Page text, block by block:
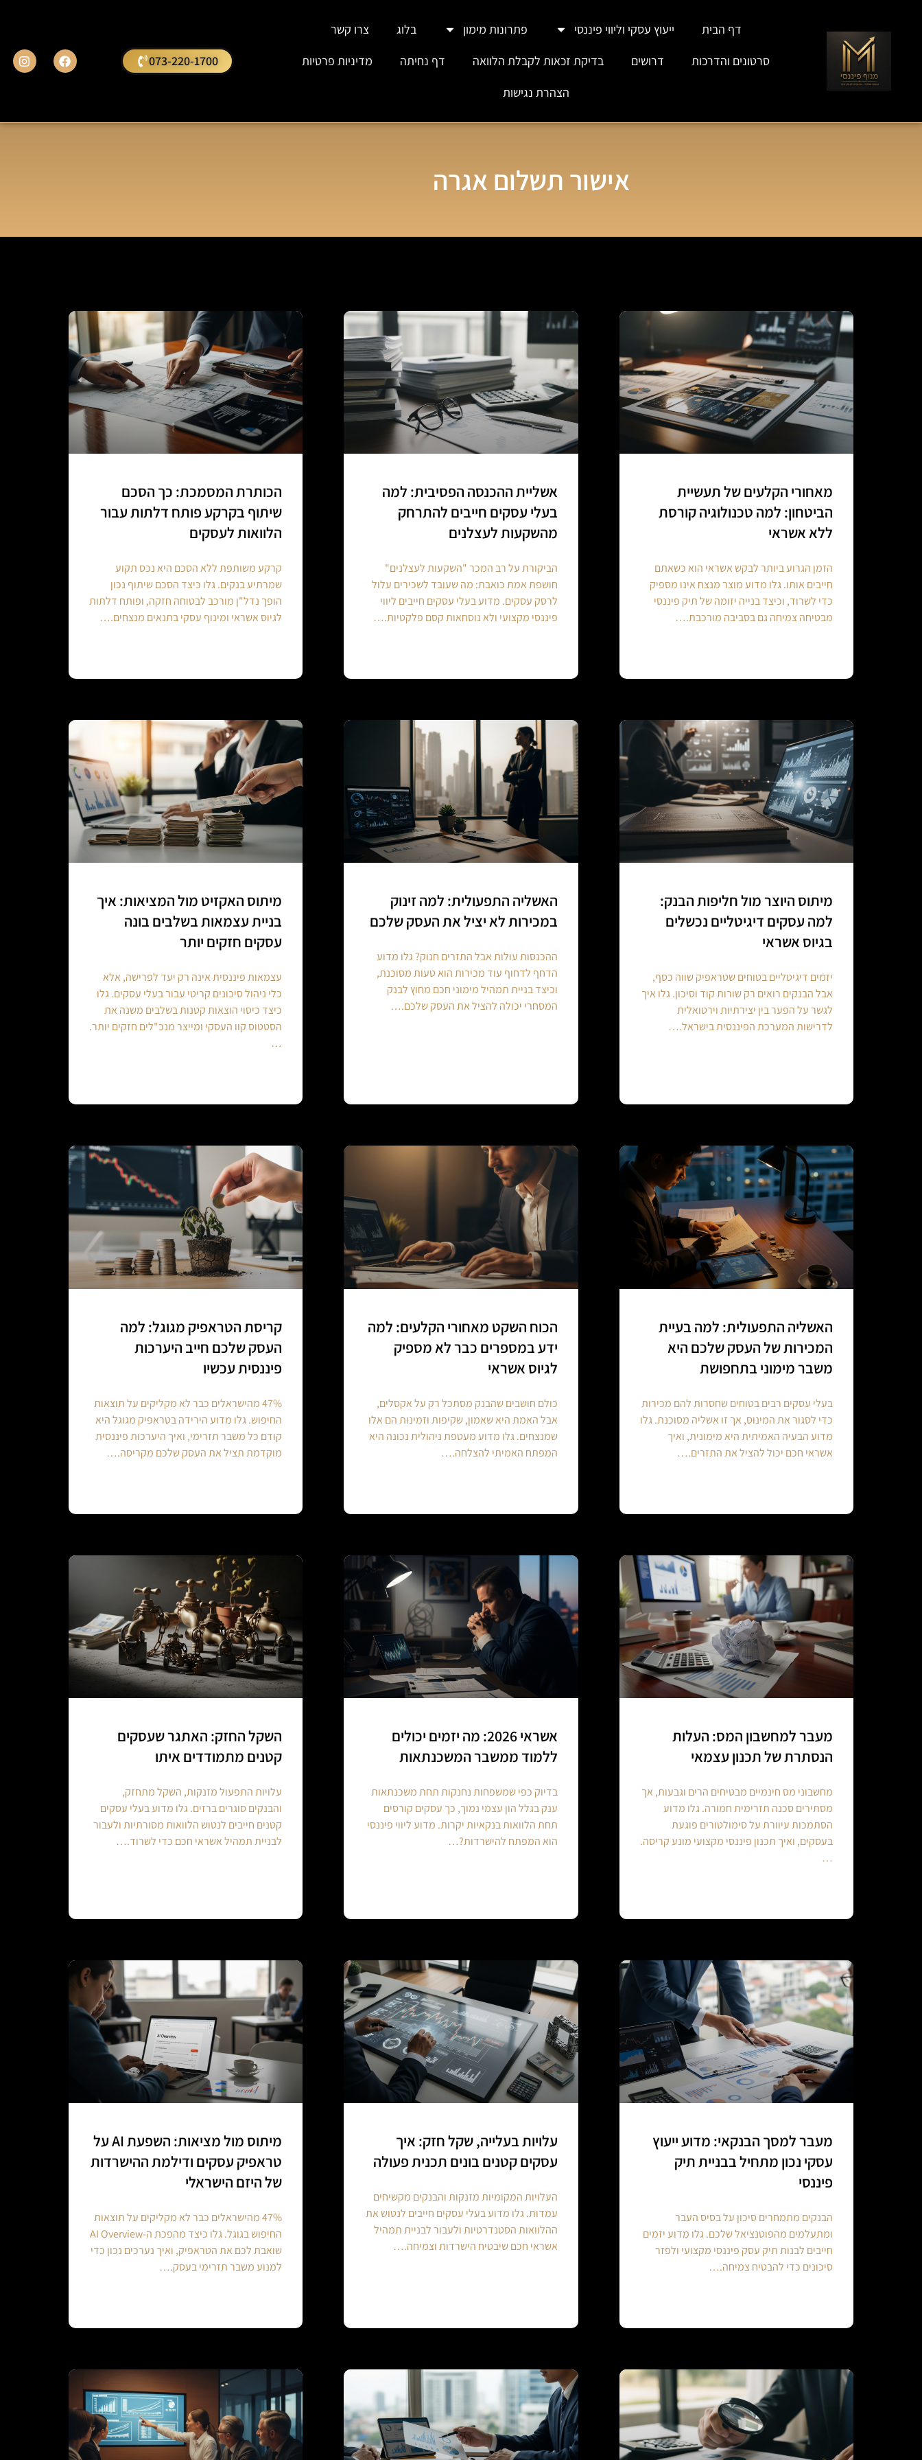
דף הבית ייעוץ עסקי וליווי פיננסי פתרונות מימון בלוג
צרו קשר
סרטונים והדרכות
דרושים בדיקת זכאות לקבלת הלוואה דף נחיתה
מדיניות פרטיות
הצהרת נגישות
073-220-1700
אישור תשלום אגרה
מאחורי הקלעים של תעשיית
הביטחון: למה טכנולוגיה קורסת
ללא אשראי
הזמן הגרוע ביותר לבקש אשראי הוא כשאתם
חייבים אותו. גלו מדוע מוצר מנצח אינו מספיק
כדי לשרוד, וכיצד בנייה יזומה של תיק פיננסי
מבטיחה צמיחה גם בסביבה מורכבת.…
אשליית ההכנסה הפסיבית: למה
בעלי עסקים חייבים להתרחק
מהשקעות לעצלנים
הביקורת על רב המכר "השקעות לעצלנים"
חושפת אמת כואבת: מה שעובד לשכירים עלול
לרסק עסקים. מדוע בעלי עסקים חייבים ליווי
פיננסי מקצועי ולא נוסחאות קסם פלקטיות.…
הכותרת המסמכת: כך הסכם
שיתוף בקרקע פותח דלתות עבור
הלוואות לעסקים
קרקע משותפת ללא הסכם היא נכס תקוע
שמרתיע בנקים. גלו כיצד הסכם שיתוף נכון
הופך נדל"ן מורכב לבטוחה חזקה, ופותח דלתות
לגיוס אשראי ומינוף עסקי בתנאים מנצחים.…
מיתוס היוצר מול חליפות הבנק:
למה עסקים דיגיטליים נכשלים
בגיוס אשראי
יזמים דיגיטליים בטוחים שטראפיק שווה כסף,
אבל הבנקים רואים רק שורות קוד וסיכון. גלו איך
לגשר על הפער בין יצירתיות וירטואלית
לדרישות המערכת הפיננסית בישראל.…
האשליה התפעולית: למה זינוק
במכירות לא יציל את העסק שלכם
ההכנסות עולות אבל התזרים חנוק? גלו מדוע
הדחף לדחוף עוד מכירות הוא טעות מסוכנת,
וכיצד בניית תמהיל מימוני חכם מחוץ לבנק
המסחרי יכולה להציל את העסק שלכם.…
מיתוס האקזיט מול המציאות: איך
בניית עצמאות בשלבים בונה
עסקים חזקים יותר
עצמאות פיננסית אינה רק יעד לפרישה, אלא
כלי ניהול סיכונים קריטי עבור בעלי עסקים. גלו
כיצד כיסוי הוצאות קטנות בשלבים משנה את
הסטטוס קוו העסקי ומייצר מנכ"לים חזקים יותר.
…
האשליה התפעולית: למה בעיית
המכירות של העסק שלכם היא
משבר מימוני בתחפושת
בעלי עסקים רבים בטוחים שחסרות להם מכירות
כדי לסגור את המינוס, אך זו אשליה מסוכנת. גלו
מדוע הבעיה האמיתית היא מימונית, ואיך
אשראי חכם יכול להציל את התזרים.…
הכוח השקט מאחורי הקלעים: למה
ידע במספרים כבר לא מספיק
לגיוס אשראי
כולם חושבים שהבנק מסתכל רק על אקסלים,
אבל האמת היא שאמון, שקיפות וזמינות הם אלו
שמנצחים. גלו מדוע מעטפת ניהולית נכונה היא
המפתח האמיתי להצלחה.…
קריסת הטראפיק מגוגל: למה
העסק שלכם חייב היערכות
פיננסית עכשיו
47% מהישראלים כבר לא מקליקים על תוצאות
החיפוש. גלו מדוע הירידה בטראפיק מגוגל היא
קודם כל משבר תזרימי, ואיך היערכות פיננסית
מוקדמת תציל את העסק שלכם מקריסה.…
מעבר למחשבון המס: העלות
הנסתרת של תכנון עצמאי
מחשבוני מס חינמיים מבטיחים הרים וגבעות, אך
מסתירים סכנה תזרימית חמורה. גלו מדוע
הסתמכות עיוורת על סימולטורים פוגעת
בעסקים, ואיך תכנון פיננסי מקצועי מונע קריסה.
…
אשראי 2026: מה יזמים יכולים
ללמוד ממשבר המשכנתאות
בדיוק כפי שמשפחות נחנקות תחת משכנתאות
ענק בגלל הון עצמי נמוך, כך עסקים קורסים
תחת הלוואות בנקאיות יקרות. מדוע ליווי פיננסי
הוא המפתח להישרדות?…
השקל החזק: האתגר שעסקים
קטנים מתמודדים איתו
עלויות התפעול מזנקות, השקל מתחזק,
והבנקים סוגרים ברזים. גלו מדוע בעלי עסקים
קטנים חייבים לנטוש הלוואות מסורתיות ולעבור
לבניית תמהיל אשראי חכם כדי לשרוד.…
מעבר למסך הבנקאי: מדוע ייעוץ
עסקי נכון מתחיל בבניית תיק
פיננסי
הבנקים מתמחרים סיכון על בסיס העבר
ומתעלמים מהפוטנציאל שלכם. גלו מדוע יזמים
חייבים לבנות תיק עסק פיננסי מקצועי ולפזר
סיכונים כדי להבטיח צמיחה.…
עלויות בעלייה, שקל חזק: איך
עסקים קטנים בונים תכנית פעולה
העלויות המקומיות מזנקות והבנקים מקשיחים
עמדות. גלו מדוע בעלי עסקים חייבים לנטוש את
ההלוואות הסטנדרטיות ולעבור לבניית תמהיל
אשראי חכם שיבטיח הישרדות וצמיחה.…
מיתוס מול מציאות: השפעת AI על
טראפיק עסקים ודילמת ההישרדות
של היזם הישראלי
47% מהישראלים כבר לא מקליקים על תוצאות
החיפוש בגוגל. גלו כיצד מהפכת ה-AI Overview
שואבת לכם את הטראפיק, ואיך נערכים נכון כדי
למנוע משבר תזרימי בעסק.…